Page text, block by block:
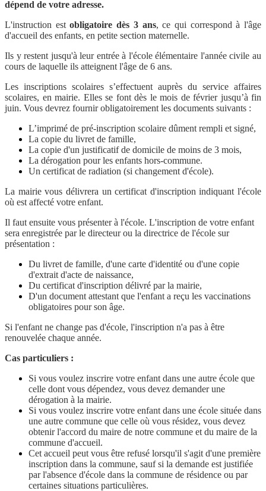
dépend de votre adresse.
L'instruction estobligatoire dès 3 ans, ce qui correspond à l'âge
d'accueil des enfants, en petite section maternelle.
Ils y restent jusqu'à leur entrée à l'école élémentaire l'année civile au
cours de laquelle ils atteignent l'âge de 6 ans.
Les inscriptions scolaires s’effectuent auprès du service affaires
scolaires, en mairie. Elles se font dès le mois de février jusqu’à fin
juin. Vous devrez fournir obligatoirement les documents suivants :
L’imprimé de pré-inscription scolaire dûment rempli et signé,
La copie du livret de famille,
La copie d'un justificatif de domicile de moins de 3 mois,
La dérogation pour les enfants hors-commune.
Un certificat de radiation (si changement d'école).
La mairie vous délivrera un certificat d'inscription indiquant l'école
où est affecté votre enfant.
Il faut ensuite vous présenter à l'école. L'inscription de votre enfant
sera enregistrée par le directeur ou la directrice de l'école sur
présentation :
Du livret de famille, d'une carte d'identité ou d'une copie
d'extrait d'acte de naissance,
Du certificat d'inscription délivré par la mairie,
D'un document attestant que l'enfant a reçu les vaccinations
obligatoires pour son âge.
Si l'enfant ne change pas d'école, l'inscription n'a pas à être
renouvelée chaque année.
Cas particuliers :
Si vous voulez inscrire votre enfant dans une autre école que
celle dont vous dépendez, vous devez demander une
dérogation à la mairie.
Si vous voulez inscrire votre enfant dans une école située dans
une autre commune que celle où vous résidez, vous devez
obtenir l'accord du maire de notre commune et du maire de la
commune d'accueil.
Cet accueil peut vous être refusé lorsqu'il s'agit d'une première
inscription dans la commune, sauf si la demande est justifiée
par l'absence d'école dans la commune de résidence ou par
certaines situations particulières.